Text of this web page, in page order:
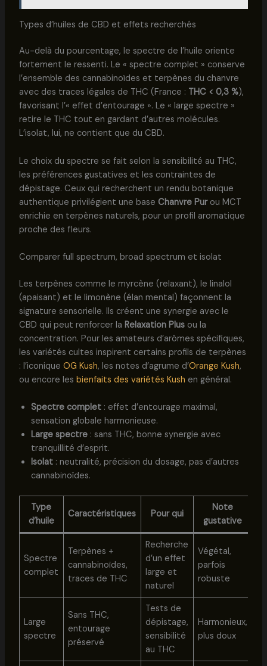
Types d’huiles de CBD et effets recherchés
Au-delà du pourcentage, le spectre de l’huile oriente
fortement le ressenti. Le « spectre complet » conserve
l’ensemble des cannabinoïdes et terpènes du chanvre
avec des traces légales de THC (France : THC < 0,3 %),
favorisant l’« effet d’entourage ». Le « large spectre »
retire le THC tout en gardant d’autres molécules.
L’isolat, lui, ne contient que du CBD.
Le choix du spectre se fait selon la sensibilité au THC,
les préférences gustatives et les contraintes de
dépistage. Ceux qui recherchent un rendu botanique
authentique privilégient une base Chanvre Purou MCT
enrichie en terpènes naturels, pour un profil aromatique
proche des fleurs.
Comparer full spectrum, broad spectrum et isolat
Les terpènes comme le myrcène (relaxant), le linalol
(apaisant) et le limonène (élan mental) façonnent la
signature sensorielle. Ils créent une synergie avec le
CBD qui peut renforcer la Relaxation Plusou la
concentration. Pour les amateurs d’arômes spécifiques,
les variétés cultes inspirent certains profils de terpènes
: l’iconique OG Kush, les notes d’agrume d’Orange Kush,
ou encore les bienfaits des variétés Kush en général.
Spectre complet: effet d’entourage maximal,
sensation globale harmonieuse.
Large spectre: sans THC, bonne synergie avec
tranquillité d’esprit.
Isolat: neutralité, précision du dosage, pas d’autres
cannabinoïdes.
Type
d’huile
Caractéristiques Pour qui
Note
gustative
Spectre
complet
Terpènes +
cannabinoïdes,
traces de THC
Recherche
d’un effet
large et
naturel
Végétal,
parfois
robuste
Large
spectre
Sans THC,
entourage
préservé
Tests de
dépistage,
sensibilité
au THC
Harmonieux,
plus doux